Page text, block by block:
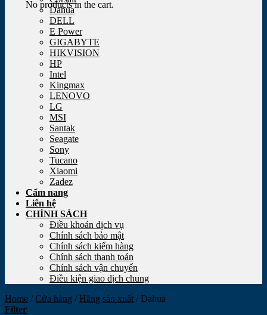
No products in the cart.
Dahua
DELL
E Power
GIGABYTE
HIKVISION
HP
Intel
Kingmax
LENOVO
LG
MSI
Santak
Seagate
Sony
Tucano
Xiaomi
Zadez
Cẩm nang
Liên hệ
CHÍNH SÁCH
Điều khoản dịch vụ
Chính sách bảo mật
Chính sách kiểm hàng
Chính sách thanh toán
Chính sách vận chuyển
Điều kiện giao dịch chung
Home / Cửa hàng / Hãng sản xuất /Dahua
Filter